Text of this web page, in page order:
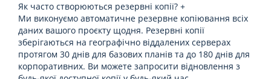
Як часто створюються резервні копії? +
Ми виконуємо автоматичне резервне копіювання всіх
даних вашого проєкту щодня. Резервні копії
зберігаються на географічно віддалених серверах
протягом 30 днів для базових планів та до 180 днів для
корпоративних. Ви можете запросити відновлення з